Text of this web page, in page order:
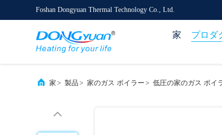
Foshan Dongyuan Thermal Technology Co., Ltd.
家 プロダ
家 > 製品 > 家のガス ボイラー > 低圧の家のガス ボイ